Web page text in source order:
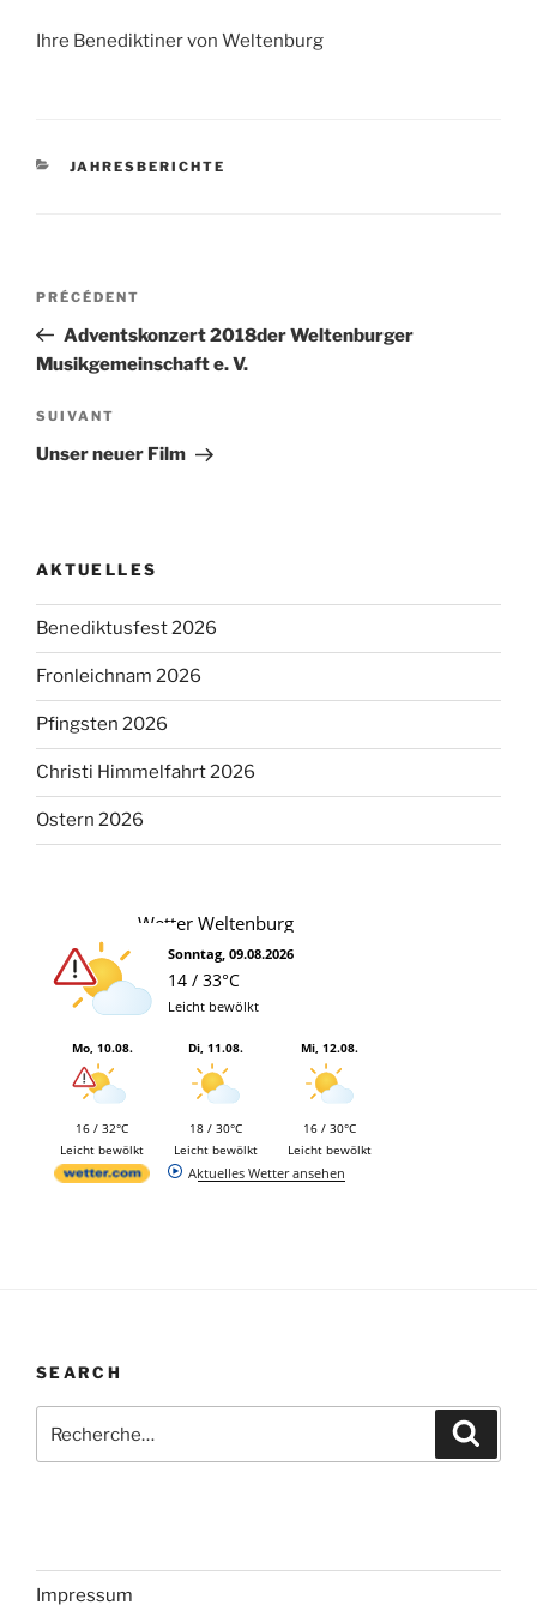
Ihre Bene­dik­ti­ner von Weltenburg
CATÉGORIES
JAHRESBERICHTE
Navigation
l’article
Article
précédent
PRÉCÉDENT
Adventskonzert 2018der Weltenburger
Musikgemeinschaft e. V.
Article
suivant
SUIVANT
Unser neuer Film
AKTUELLES
Benediktusfest 2026
Fronleichnam 2026
Pfingsten 2026
Christi Himmelfahrt 2026
Ostern 2026
Wetter Weltenburg
Sonntag, 09.08.2026
14 / 33°C
Leicht bewölkt
Mo, 10.08.
16 / 32°C
Leicht bewölkt
Di, 11.08.
18 / 30°C
Leicht bewölkt
Mi, 12.08.
16 / 30°C
Leicht bewölkt
Aktuelles Wetter ansehen
SEARCH
pour
Impressum